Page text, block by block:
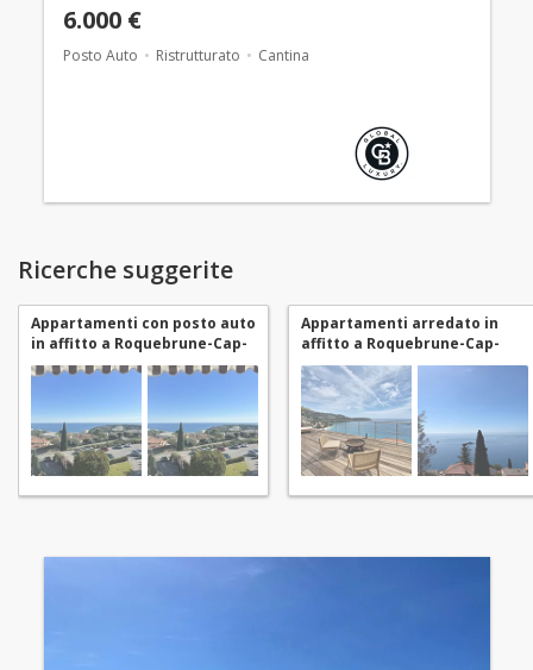
6.000 €
Posto Auto Ristrutturato Cantina
Ricerche suggerite
Appartamenti con posto auto
in affitto a Roquebrune-Cap-
Martin
Appartamenti arredato in
affitto a Roquebrune-Cap-
Martin